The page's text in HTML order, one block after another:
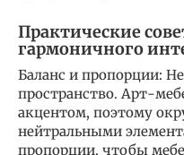
Практические
гармоничного
Баланс и пропорции:
пространство. Арт-
акцентом, поэтому
нейтральными
пропорции, чтобы